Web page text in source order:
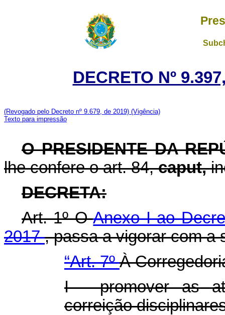
DECRETO Nº
(Revogado pelo Decreto nº 9.679, de 2019) (Vigência)
Texto para impressão
O PRESIDENTE DA
lhe confere o art. 84,caput,
DECRETA:
Art. 1º OAnexo I ao
2017, passa a vigorar com a
“Art. 7ºÀ
I - promover as
correição